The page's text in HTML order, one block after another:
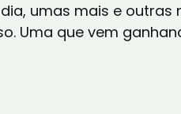
umas mais e outras
Uma que vem